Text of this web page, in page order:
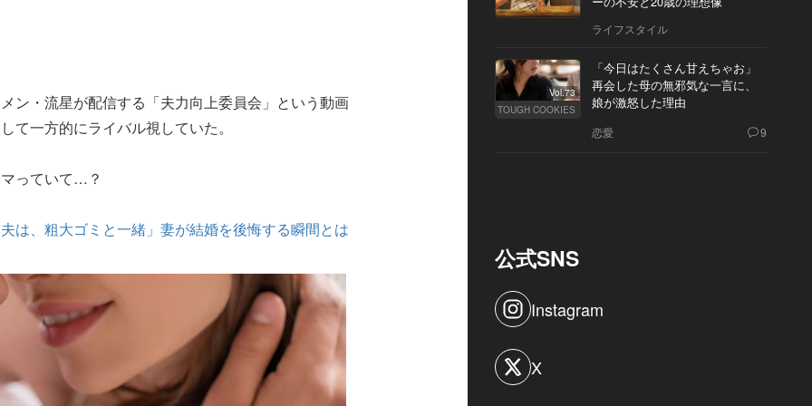
ン・流星が配信する「夫力向上委員会」という動画
て一方的にライバル視していた。
っていて…？
は、粗大ゴミと一緒」妻が結婚を後悔する瞬間とは
ライフスタイル
Vol.73
TOUGH COOKIES
「今日はたくさん甘えちゃお」
再会した母の無邪気な一言に、
娘が激怒した理由
恋愛 9
公式SNS
Instagram
X